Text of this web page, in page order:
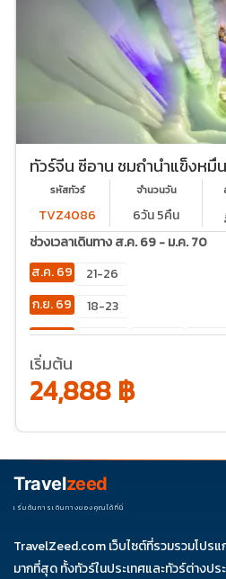
ทัวร์จีน ซีอาน ชมถ้ำน้ำแข็งหมื่
รหัสทัวร์
TVZ4086
จำนวนวัน
6วัน 5คืน
ช่วงเวลาเดินทาง ส.ค. 69 - ม.ค. 70
ส.ค. 69
21-26
ก.ย. 69
18-23
ต.ค. 69
02-
23-28
30-
พ.ย. 69
20-
ม.ค. 70
01-06
เริ่มต้น
24,888 ฿
Travelzeed
เริ่มต้นการเดินทางของคุณได้ที่นี่
TravelZeed.com เว็บไซต์ที่รวมรวมโปร
มากที่สุด ทั้งทัวร์ในประเทศและทัวร์ต่างปร